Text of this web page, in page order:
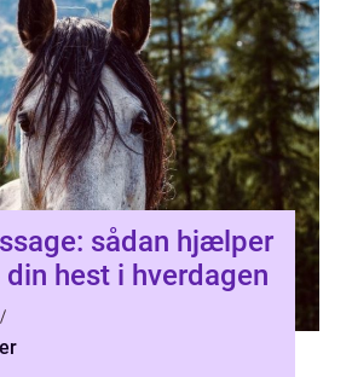
sådan hjælper
hest i hverdagen